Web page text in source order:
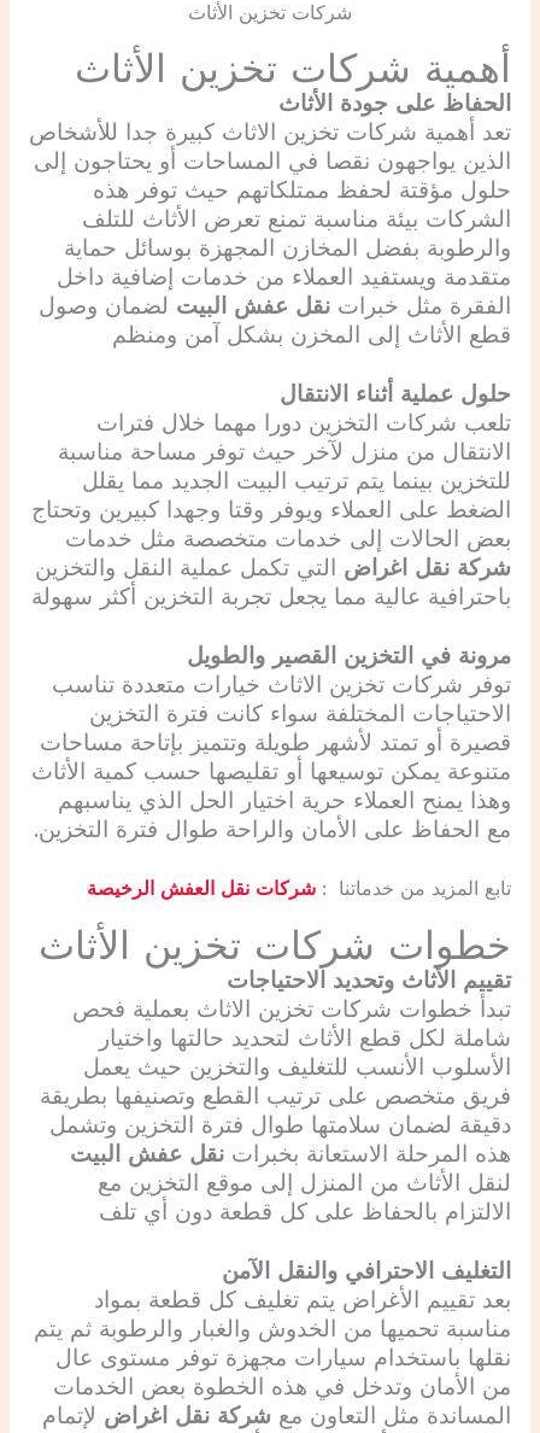
شركات تخزين الأثاث
أهمية شركات تخزين الأثاث
الحفاظ على جودة الأثاث
تعد أهمية شركات تخزين الاثاث كبيرة جدا للأشخاص
الذين يواجهون نقصا في المساحات أو يحتاجون إلى
حلول مؤقتة لحفظ ممتلكاتهم حيث توفر هذه
الشركات بيئة مناسبة تمنع تعرض الأثاث للتلف
والرطوبة بفضل المخازن المجهزة بوسائل حماية
متقدمة ويستفيد العملاء من خدمات إضافية داخل
الفقرة مثل خبرات نقل عفش البيت لضمان وصول
قطع الأثاث إلى المخزن بشكل آمن ومنظم
حلول عملية أثناء الانتقال
تلعب شركات التخزين دورا مهما خلال فترات
الانتقال من منزل لآخر حيث توفر مساحة مناسبة
للتخزين بينما يتم ترتيب البيت الجديد مما يقلل
الضغط على العملاء ويوفر وقتا وجهدا كبيرين وتحتاج
بعض الحالات إلى خدمات متخصصة مثل خدمات
شركة نقل اغراض التي تكمل عملية النقل والتخزين
باحترافية عالية مما يجعل تجربة التخزين أكثر سهولة
مرونة في التخزين القصير والطويل
توفر شركات تخزين الاثاث خيارات متعددة تناسب
الاحتياجات المختلفة سواء كانت فترة التخزين
قصيرة أو تمتد لأشهر طويلة وتتميز بإتاحة مساحات
متنوعة يمكن توسيعها أو تقليصها حسب كمية الأثاث
وهذا يمنح العملاء حرية اختيار الحل الذي يناسبهم
مع الحفاظ على الأمان والراحة طوال فترة التخزين.
تابع المزيد من خدماتنا : شركات نقل العفش الرخيصة
خطوات شركات تخزين الأثاث
تقييم الأثاث وتحديد الاحتياجات
تبدأ خطوات شركات تخزين الاثاث بعملية فحص
شاملة لكل قطع الأثاث لتحديد حالتها واختيار
الأسلوب الأنسب للتغليف والتخزين حيث يعمل
فريق متخصص على ترتيب القطع وتصنيفها بطريقة
دقيقة لضمان سلامتها طوال فترة التخزين وتشمل
هذه المرحلة الاستعانة بخبرات نقل عفش البيت
لنقل الأثاث من المنزل إلى موقع التخزين مع
الالتزام بالحفاظ على كل قطعة دون أي تلف
التغليف الاحترافي والنقل الآمن
بعد تقييم الأغراض يتم تغليف كل قطعة بمواد
مناسبة تحميها من الخدوش والغبار والرطوبة ثم يتم
نقلها باستخدام سيارات مجهزة توفر مستوى عال
من الأمان وتدخل في هذه الخطوة بعض الخدمات
المساندة مثل التعاون مع شركة نقل اغراض لإتمام